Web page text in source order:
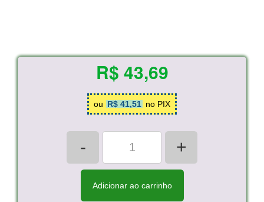
R$ 43,69
ou R$ 41,51 no PIX
- +
Adicionar ao carrinho